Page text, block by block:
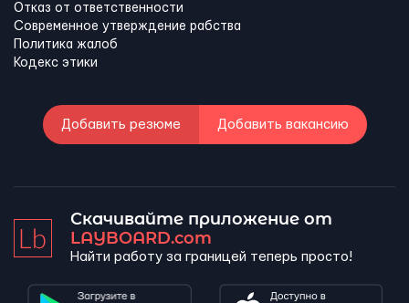
Отказ от ответственности
Современное утверждение рабства
Политика жалоб
Кодекс этики
Добавить резюме Добавить вакансию
Скачивайте приложение от
LAYBOARD.com
Найти работу за границей теперь просто!